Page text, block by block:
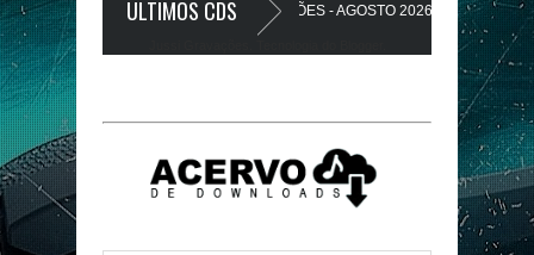
ULTIMOS CDS
17.0 - A PLAYLIST DOS PAREDÕES - AGOSTO 2026 - O ZeRo Um é
A Favela Ta Gostosa 5.0 - LANÇAMENTO - JUSSIGRAVACOES.com